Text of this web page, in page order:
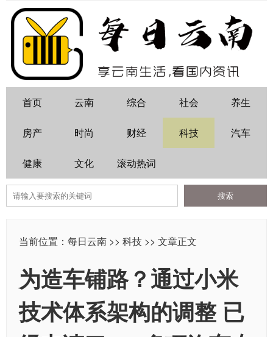
首页 云南 综合 社会 养生
房产 时尚 财经 科技 汽车
健康 文化 滚动热词
当前位置： 每日云南 >> 科技 >> 文章正文
为造车铺路？通过小米
技术体系架构的调整 已